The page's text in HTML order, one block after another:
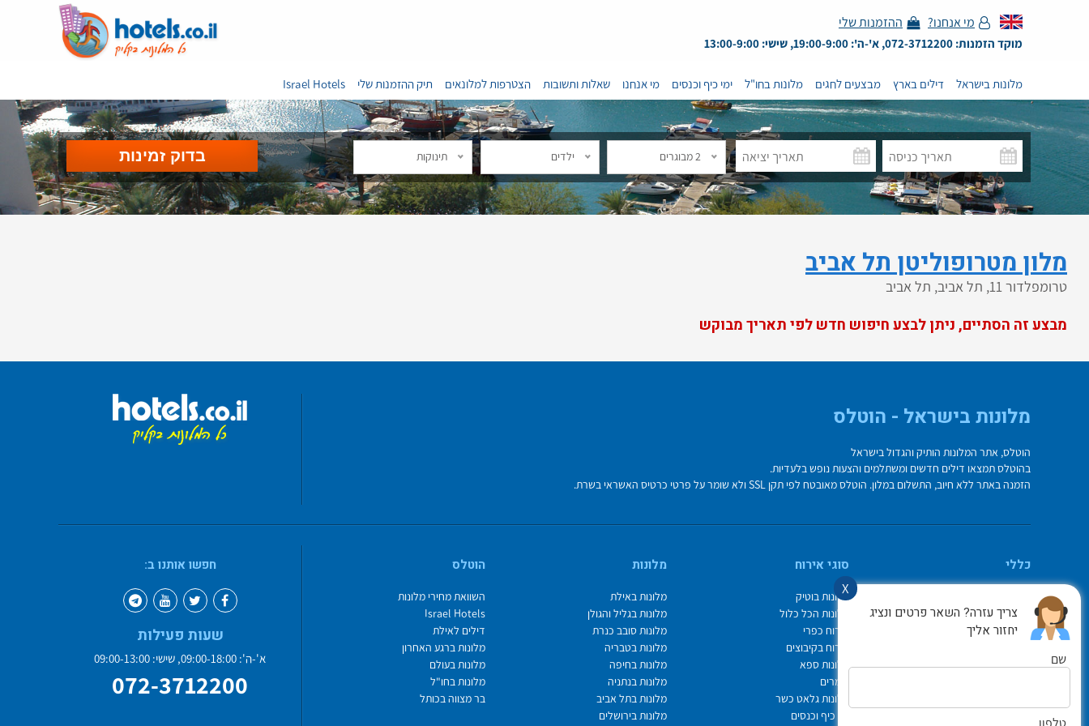
מי אנחנו? ההזמנות שלי
מוקד הזמנות: 072-3712200, א'-ה': 19:00-9:00, שישי: 13:00-9:00
מלונות בישראל דילים בארץ מבצעים לחגים מלונות בחו"ל ימי כיף וכנסים מי אנחנו שאלות ותשובות הצטרפות למלונאים תיק ההזמנות שלי Israel Hotels
2 מבוגרים ילדים תינוקות
מלון מטרופוליטן תל אביב
טרומפלדור 11, תל אביב, תל אביב
מבצע זה הסתיים, ניתן לבצע חיפוש חדש לפי תאריך מבוקש
X
צריך עזרה? השאר פרטים ונציג
יחזור אליך
שם
טלפון
מלונות בישראל - הוטלס
הוטלס, אתר המלונות הותיק והגדול בישראל
בהוטלס תמצאו דילים חדשים ומשתלמים והצעות נופש בלעדיות.
הזמנה באתר ללא חיוב, התשלום במלון. הוטלס מאובטח לפי תקן SSL ולא שומר על פרטי כרטיס האשראי בשרת.
כללי
איך משתמשים באתר
צור קשר
Israel Hotels
סוגי אירוח
מלונות בוטיק
מלונות הכל כלול
אירוח כפרי
אירוח בקיבוצים
מלונות ספא
צימרים
מלונות גלאט כשר
ימי כיף וכנסים
מלונות
מלונות באילת
מלונות בגליל והגולן
מלונות סובב כנרת
מלונות בטבריה
מלונות בחיפה
מלונות בנתניה
מלונות בתל אביב
מלונות בירושלים
הוטלס
השוואת מחירי מלונות
Israel Hotels
דילים לאילת
מלונות ברגע האחרון
מלונות בעולם
מלונות בחו"ל
בר מצווה בכותל
חפשו אותנו ב:
שעות פעילות
א'-ה': 09:00-18:00, שישי: 09:00-13:00
072-3712200